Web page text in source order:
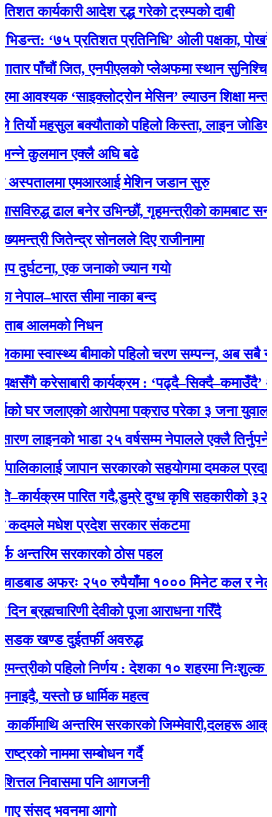
कार्यकारी आदेश रद्ध गरेको ट्रम्पको दाबी
‘७५ प्रतिशत प्रतिनिधि’ ओली पक्षका,
पाँचौं जित, एनपीएलकाे प्लेअफमा स्थान सुनिश्चित
आवश्यक ‘साइक्लोट्रोन मेसिन’ ल्याउन शिक्षा
महसुल बक्यौताको पहिलो किस्ता, लाइन जोडियो
कुलमान एक्लै अघि बढे
एमआरआई मेशिन जडान सुरु
ढाल बनेर उभिन्छौं, गृहमन्त्रीको कामबाट
जितेन्द्र सोनलले दिए राजीनामा
एक जनाकाे ज्यान गयाे
सीमा नाका बन्द
आलमको निधन
स्वास्थ्य बीमाको पहिलो चरण सम्पन्न, अब सबै
करेसाबारी कार्यक्रम : ‘पढ्दै–सिक्दै–कमाउँदै’
घर जलाएको आरोपमा पक्राउ परेका ३ जना
लाइनको भाडा २५ वर्षसम्म नेपालले एक्‍लै तिर्नुपर्ने’
जापान सरकारको सहयोगमा दमकल प्रदान
पारित गदै,डुम्रे दुग्ध कृषि सहकारीको ३२ औं
मधेश प्रदेश सरकार संकटमा
सरकारको ठोस पहल
अफरः २५० रुपैयाँमा १००० मिनेट कल र नेट
ब्रह्मचारिणी देवीको पूजा आराधना गरिँदै
खण्ड दुईतर्फी अवरुद्ध
पहिलो निर्णय : देशका १० शहरमा निःशुल्क
यस्तो छ धार्मिक महत्व
अन्तरिम सरकारको जिम्मेवारी,दलहरू
नाममा सम्बोधन गर्दै
निवासमा पनि आगजनी
संसद् भवनमा आगो